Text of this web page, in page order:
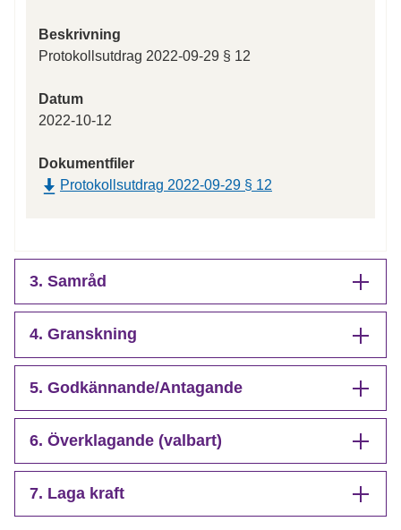
Beskrivning
Protokollsutdrag 2022-09-29 § 12
Datum
2022-10-12
Dokumentfiler
Protokollsutdrag 2022-09-29 § 12
3. Samråd
4. Granskning
5. Godkännande/Antagande
6. Överklagande (valbart)
7. Laga kraft